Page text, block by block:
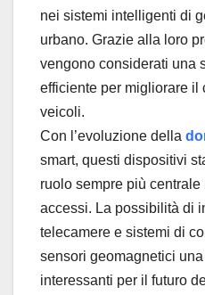
nei sistemi intelligenti di
urbano. Grazie alla loro
vengono considerati una
efficiente per migliorare il
veicoli.
Con l’evoluzione della
smart, questi dispositivi
ruolo sempre più
accessi. La possibilità di
telecamere e sistemi di
sensori geomagnetici
interessanti per il futuro